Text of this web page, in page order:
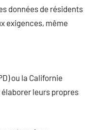
données de résidents
exigences, même
ou la Californie
élaborer leurs propres